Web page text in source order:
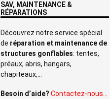
SAV, MAINTENANCE &
RÉPARATIONS
Découvrez notre service spécial
de réparation et maintenance de
structures gonflables: tentes,
préaux, abris, hangars,
chapiteaux,…
Besoin d’aide? Contactez-nous…